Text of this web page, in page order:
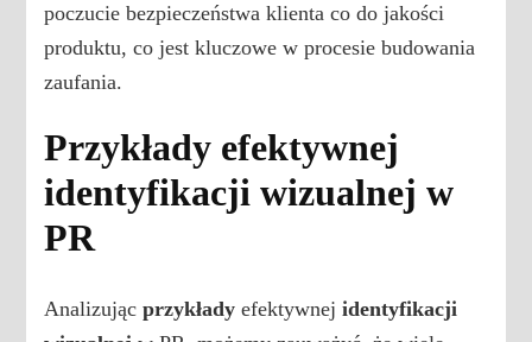
poczucie bezpieczeństwa klienta co do jakości
produktu, co jest kluczowe w procesie budowania
zaufania.
Przykłady efektywnej
identyfikacji wizualnej w
PR
Analizującprzykłady efektywnejidentyfikacji